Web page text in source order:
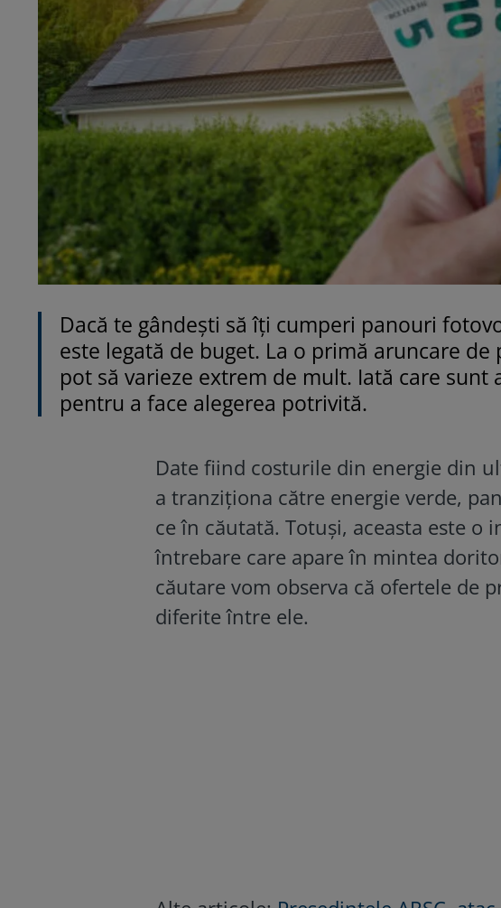
Dacă te gândești să îți cumperi panouri
este legată de buget. La o primă aruncare
pot să varieze extrem de mult. Iată care
pentru a face alegerea potrivită.
Date fiind costurile din energie din
a tranziționa către energie verde,
ce în căutată. Totuși, aceasta este o
întrebare care apare în mintea
căutare vom observa că ofertele de
diferite între ele.